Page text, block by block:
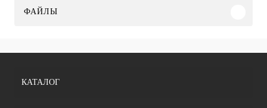
ФАЙЛЫ
КАТАЛОГ